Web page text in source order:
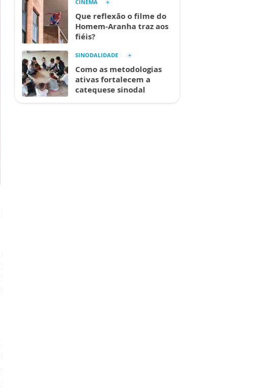
CINEMA
Que reflexão o filme do
Homem-Aranha traz aos
fiéis?
SINODALIDADE
Como as metodologias
ativas fortalecem a
catequese sinodal